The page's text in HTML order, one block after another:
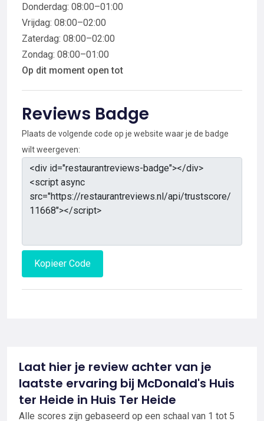
Donderdag: 08:00–01:00
Vrijdag: 08:00–02:00
Zaterdag: 08:00–02:00
Zondag: 08:00–01:00
Op dit moment open tot
Reviews Badge
Plaats de volgende code op je website waar je de badge
wilt weergeven:
Kopieer Code
Laat hier je review achter van je
laatste ervaring bij McDonald's Huis
ter Heide in Huis Ter Heide
Alle scores zijn gebaseerd op een schaal van 1 tot 5